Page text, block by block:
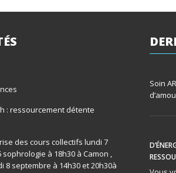
: ressourcement détente
des cours collectifs lundi 7
à 18h30 à Camon ,
8 septembre à 14h30 et 20h30à
Soin